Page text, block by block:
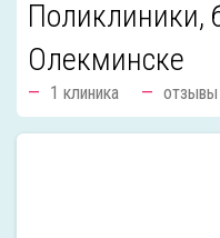
Поликлиники,
Олекминске
1 клиника отзывы